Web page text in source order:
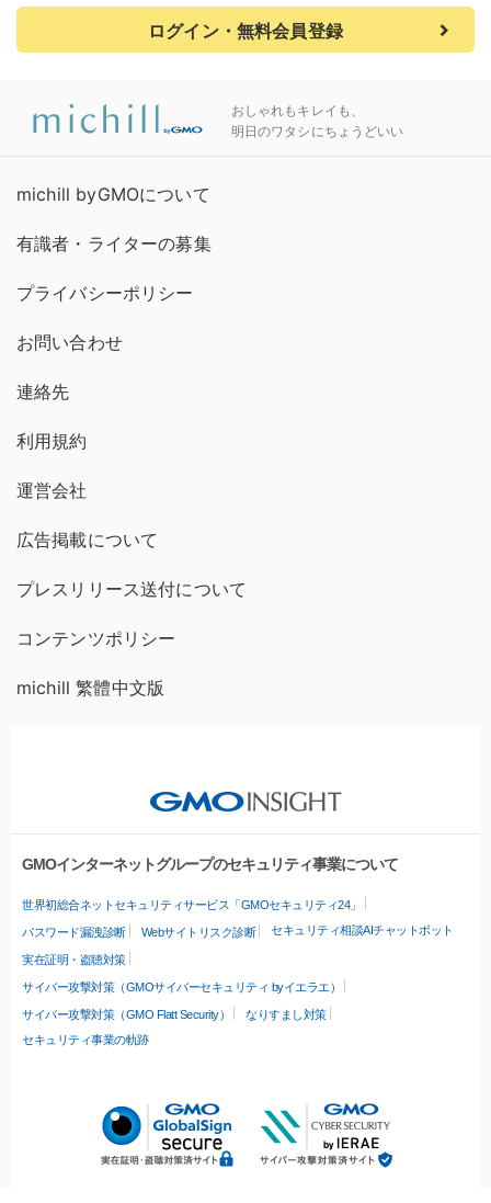
ログイン・無料会員登録
おしゃれもキレイも、
明日のワタシにちょうどいい
michill byGMOについて
有識者・ライターの募集
プライバシーポリシー
お問い合わせ
連絡先
利用規約
運営会社
広告掲載について
プレスリリース送付について
コンテンツポリシー
michill 繁體中文版
GMOインターネットグループのセキュリティ事業について
世界初総合ネットセキュリティサービス「GMOセキュリティ24」
パスワード漏洩診断 Webサイトリスク診断 セキュリティ相談AIチャットボット
実在証明・盗聴対策
サイバー攻撃対策（GMOサイバーセキュリティ byイエラエ）
サイバー攻撃対策（GMO Flatt Security）
なりすまし対策
セキュリティ事業の軌跡